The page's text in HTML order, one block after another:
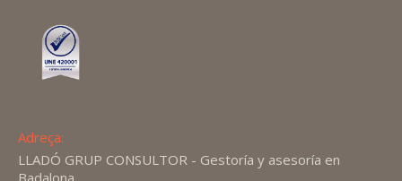
Adreça:
LLADÓ GRUP CONSULTOR - Gestoría y asesoría en
Badalona